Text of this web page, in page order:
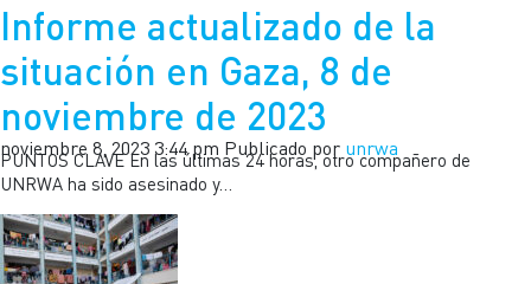
Informe actualizado de la
situación en Gaza, 8 de
noviembre de 2023
noviembre 8, 2023 3:44 pm Publicado por unrwa
PUNTOS CLAVE En las últimas 24 horas, otro compañero de
UNRWA ha sido asesinado y…